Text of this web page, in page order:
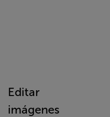
Editar
imágenes